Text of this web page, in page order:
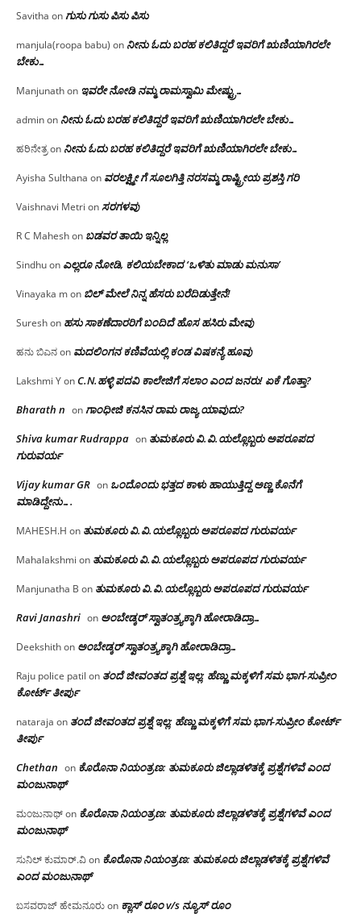
Savitha onಗುಸು ಗುಸು ಪಿಸು ಪಿಸು
manjula(roopa babu) on ನೀನು ಓದು ಬರಹ ಕಲಿತಿದ್ದರೆ ಇವರಿಗೆ ಋಣಿಯಾಗಿರಲೇ
ಬೇಕು…
Manjunathon ಇವರೇ‌ ನೋಡಿ‌ ನಮ್ಮ‌ ರಾಮಸ್ವಾಮಿ ಮೇಷ್ಟ್ರು…
adminon ನೀನು ಓದು ಬರಹ ಕಲಿತಿದ್ದರೆ ಇವರಿಗೆ ಋಣಿಯಾಗಿರಲೇ ಬೇಕು…
ಹರಿನೇತ್ರon ನೀನು ಓದು ಬರಹ ಕಲಿತಿದ್ದರೆ ಇವರಿಗೆ ಋಣಿಯಾಗಿರಲೇ ಬೇಕು…
Ayisha Sulthana on ವರಲಕ್ಷ್ಮೀ ಗೆ ಸೂಲಗಿತ್ತಿ ನರಸಮ್ಮ‌ ರಾಷ್ಟ್ರೀಯ ಪ್ರಶಸ್ತಿ ಗರಿ
Vaishnavi Metri onಸರಗಳವು
R C Maheshon ಬಡವರ ತಾಯಿ ಇನ್ನಿಲ್ಲ
Sindhuon ಎಲ್ಲರೂ ನೋಡಿ, ಕಲಿಯಬೇಕಾದ ‘ಒಳಿತು ಮಾಡು ಮನುಸಾ’
Vinayaka mon ಬಿಲ್ ಮೇಲೆ ನಿನ್ನ ಹೆಸರು ಬರೆದಿಡುತ್ತೇನೆ!
Sureshon ಹಸು ಸಾಕಣೆದಾರರಿಗೆ ಬಂದಿದೆ ಹೊಸ ಹಸಿರು ಮೇವು
ಹನು ಬಿಎನon ಮದಲಿಂಗನ ಕಣಿವೆಯಲ್ಲಿ ಕಂಡ ವಿಷಕನ್ಯೆ ಹೂವು
Lakshmi YonC.N.ಹಳ್ಳಿ ಪದವಿ ಕಾಲೇಜಿಗೆ ಸಲಾಂ‌ ಎಂದ ಜನರು! ಏಕೆ ಗೊತ್ತಾ?
Bharath n onಗಾಂಧೀಜಿ ಕನಸಿನ ರಾಮ ರಾಜ್ಯ ಯಾವುದು?
Shiva kumar Rudrappa on ತುಮಕೂರು‌ ವಿ.ವಿ.ಯಲ್ಲೊಬ್ಬರು ಅಪರೂಪದ
ಗುರುವರ್ಯ
Vijay kumar GR on ಒಂದೊಂದು ಭತ್ತದ ಕಾಳು ಹಾಯುತ್ತಿದ್ದ ಅಣ್ಣ ಕೊನೆಗೆ
ಮಾಡಿದ್ದೇನು….
MAHESH.H on ತುಮಕೂರು‌ ವಿ.ವಿ.ಯಲ್ಲೊಬ್ಬರು ಅಪರೂಪದ ಗುರುವರ್ಯ
Mahalakshmi on ತುಮಕೂರು‌ ವಿ.ವಿ.ಯಲ್ಲೊಬ್ಬರು ಅಪರೂಪದ ಗುರುವರ್ಯ
Manjunatha B on ತುಮಕೂರು‌ ವಿ.ವಿ.ಯಲ್ಲೊಬ್ಬರು ಅಪರೂಪದ ಗುರುವರ್ಯ
Ravi Janashri on ಅಂಬೇಡ್ಕರ್ ಸ್ವಾತಂತ್ರ್ಯಕ್ಕಾಗಿ ಹೋರಾಡಿದ್ರಾ…
Deekshithon ಅಂಬೇಡ್ಕರ್ ಸ್ವಾತಂತ್ರ್ಯಕ್ಕಾಗಿ ಹೋರಾಡಿದ್ರಾ…
Raju police patil on ತಂದೆ ಜೀವಂತದ ಪ್ರಶ್ನೆ ಇಲ್ಲ: ಹೆಣ್ಣು ಮಕ್ಕಳಿಗೆ ಸಮ ಭಾಗ-ಸುಪ್ರೀಂ
ಕೋರ್ಟ್ ತೀರ್ಪು
nataraja on ತಂದೆ ಜೀವಂತದ ಪ್ರಶ್ನೆ ಇಲ್ಲ: ಹೆಣ್ಣು ಮಕ್ಕಳಿಗೆ ಸಮ ಭಾಗ-ಸುಪ್ರೀಂ ಕೋರ್ಟ್
ತೀರ್ಪು
Chethan on ಕೊರೊನಾ ನಿಯಂತ್ರಣ: ತುಮಕೂರು ಜಿಲ್ಲಾಡಳಿತಕ್ಕೆ ಪ್ರಶ್ನೆಗಳಿವೆ ಎಂದ
ಮಂಜು‌ನಾಥ್
ಮಂಜುನಾಥ್on ಕೊರೊನಾ ನಿಯಂತ್ರಣ: ತುಮಕೂರು ಜಿಲ್ಲಾಡಳಿತಕ್ಕೆ ಪ್ರಶ್ನೆಗಳಿವೆ ಎಂದ
ಮಂಜು‌ನಾಥ್
ಸುನಿಲ್ ಕುಮಾರ್.ವಿon ಕೊರೊನಾ ನಿಯಂತ್ರಣ: ತುಮಕೂರು ಜಿಲ್ಲಾಡಳಿತಕ್ಕೆ ಪ್ರಶ್ನೆಗಳಿವೆ
ಎಂದ ಮಂಜು‌ನಾಥ್
ಬಸವರಾಜ್ ಹೇಮನೂರುon ಕ್ಲಾಸ್ ರೂಂ v/s ನ್ಯೂಸ್ ರೂಂ